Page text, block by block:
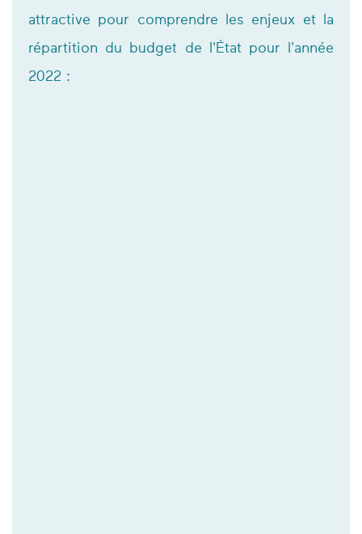
attractive pour comprendre les enjeux et la
répartition du budget de l'État pour l'année
2022 :